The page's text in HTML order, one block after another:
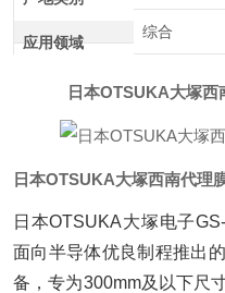
应用领域
综合
日本OTSUKA大塚
日本OTSUKA大塚西南代理
日本OTSUKA大塚电子
面向半导体优良制程推出
备，专为300mm及以下尺